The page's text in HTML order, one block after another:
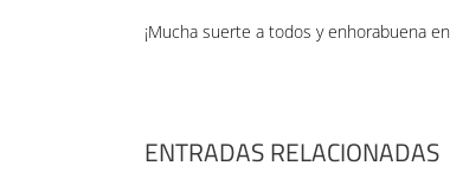
¡Mucha suerte a todos y enhorabuena
ENTRADAS RELACIONADAS